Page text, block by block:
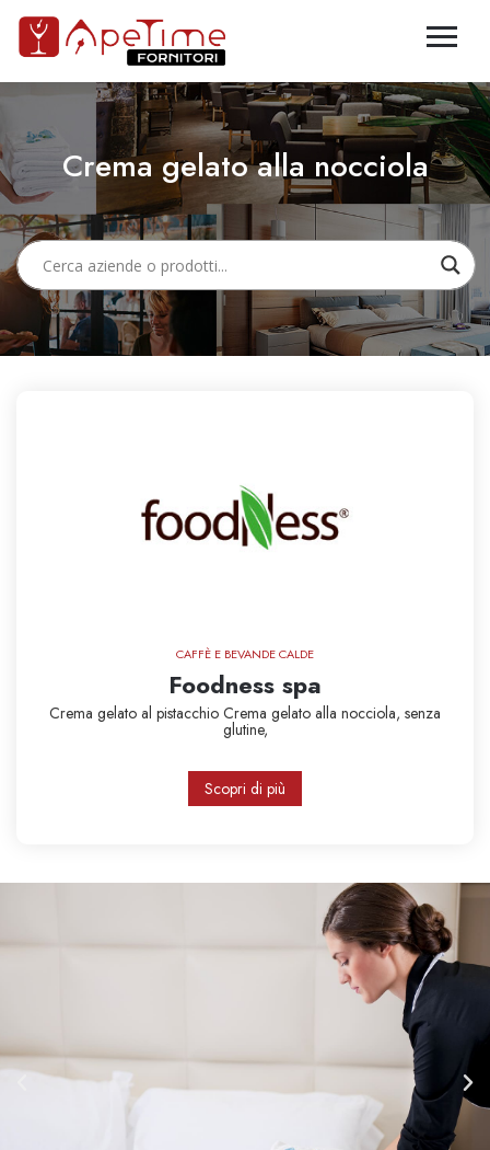
Crema gelato alla nocciola
CAFFÈ E BEVANDE CALDE
Foodness spa
Crema gelato al pistacchio Crema gelato alla nocciola, senza
glutine,
Scopri di più